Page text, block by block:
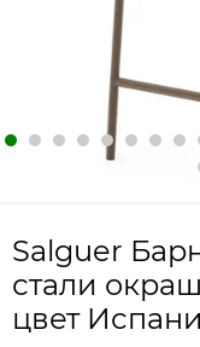
Salguer
стали
цвет